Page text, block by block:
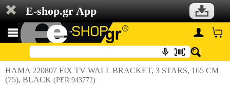
E-shop.gr App
HAMA 220807 FIX TV WALL BRACKET, 3 STARS, 165 CM
(75), BLACK (PER.943772)